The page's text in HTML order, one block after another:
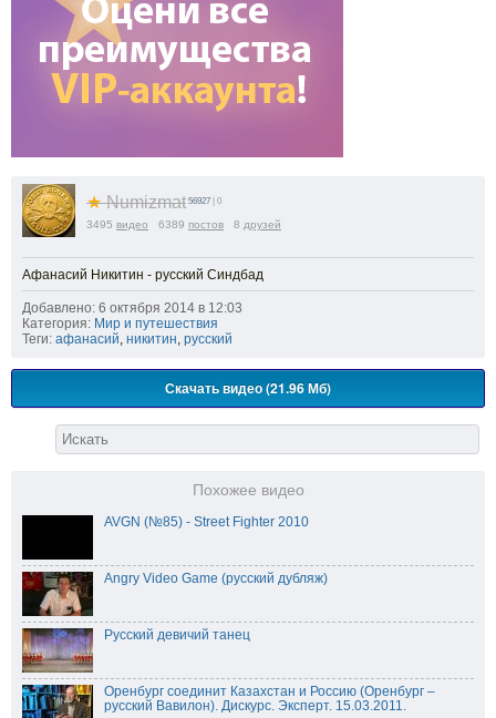
★Numizmat 56927 | 0
3495 видео 6389 постов 8 друзей
Афанасий Никитин - русский Синдбад
Добавлено: 6 октября 2014 в 12:03
Категория: Мир и путешествия
Теги: афанасий никитин русский
Скачать видео (21.96 Мб)
Похожее видео
AVGN (№85) - Street Fighter 2010
Angry Video Game (русский дубляж)
Русский девичий танец
Оренбург соединит Казахстан и Россию (Оренбург –
русский Вавилон). Дискурс. Эксперт. 15.03.2011.